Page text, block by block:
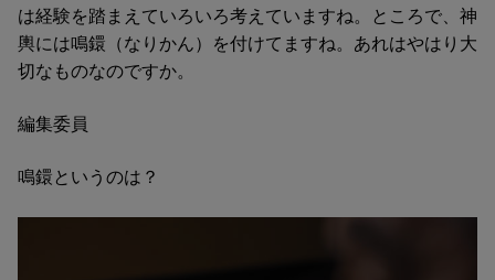
は経験を踏まえていろいろ考えていますね。ところで、神
輿には鳴鐶（なりかん）を付けてますね。あれはやはり大
切なものなのですか。
編集委員
鳴鐶というのは？